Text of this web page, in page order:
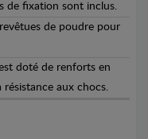
de fixation sont inclus.
de poudre pour
doté de renforts en
aux chocs.